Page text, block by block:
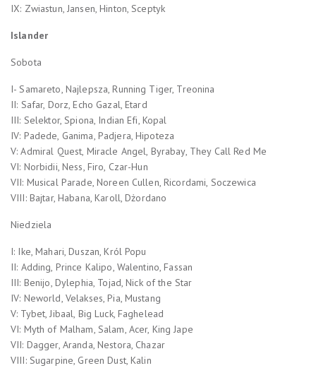
IX: Zwiastun, Jansen, Hinton, Sceptyk
Islander
Sobota
I- Samareto, Najlepsza, Running Tiger, Treonina
II: Safar, Dorz, Echo Gazal, Etard
III: Selektor, Spiona, Indian Efi, Kopal
IV: Padede, Ganima, Padjera, Hipoteza
V: Admiral Quest, Miracle Angel, Byrabay, They Call Red Me
VI: Norbidii, Ness, Firo, Czar-Hun
VII: Musical Parade, Noreen Cullen, Ricordami, Soczewica
VIII: Bajtar, Habana, Karoll, Dżordano
Niedziela
I: Ike, Mahari, Duszan, Król Popu
II: Adding, Prince Kalipo, Walentino, Fassan
III: Benijo, Dylephia, Tojad, Nick of the Star
IV: Neworld, Velakses, Pia, Mustang
V: Tybet, Jibaal, Big Luck, Faghelead
VI: Myth of Malham, Salam, Acer, King Jape
VII: Dagger, Aranda, Nestora, Chazar
VIII: Sugarpine, Green Dust, Kalin